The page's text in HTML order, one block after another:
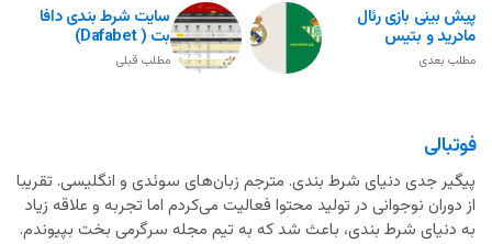
سایت شرط بندی دافا
بت ( Dafabet)
مطلب قبلی
پیش بینی بازی رئال
مادرید و بتیس
مطلب بعدی
فوتبالی
پیگیر جدی دنیای شرط بندی. مترجم زبان‌های سوئدی و انگلیسی. تقریبا
از دوران نوجوانی در تولید محتوا فعالیت می‌کردم اما تجربه و علاقه زیاد
به دنیای شرط بندی، باعث شد که به تیم مجله سرگرمی بخت بپیوندم.